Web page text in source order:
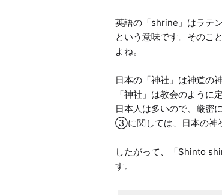
英語の「shrine」はラテ
という意味です。その
よね。
日本の「神社」は神道の
「神社」は教会のように
日本人は多いので、厳密
③に関しては、日本の神
したがって、「Shinto
す。